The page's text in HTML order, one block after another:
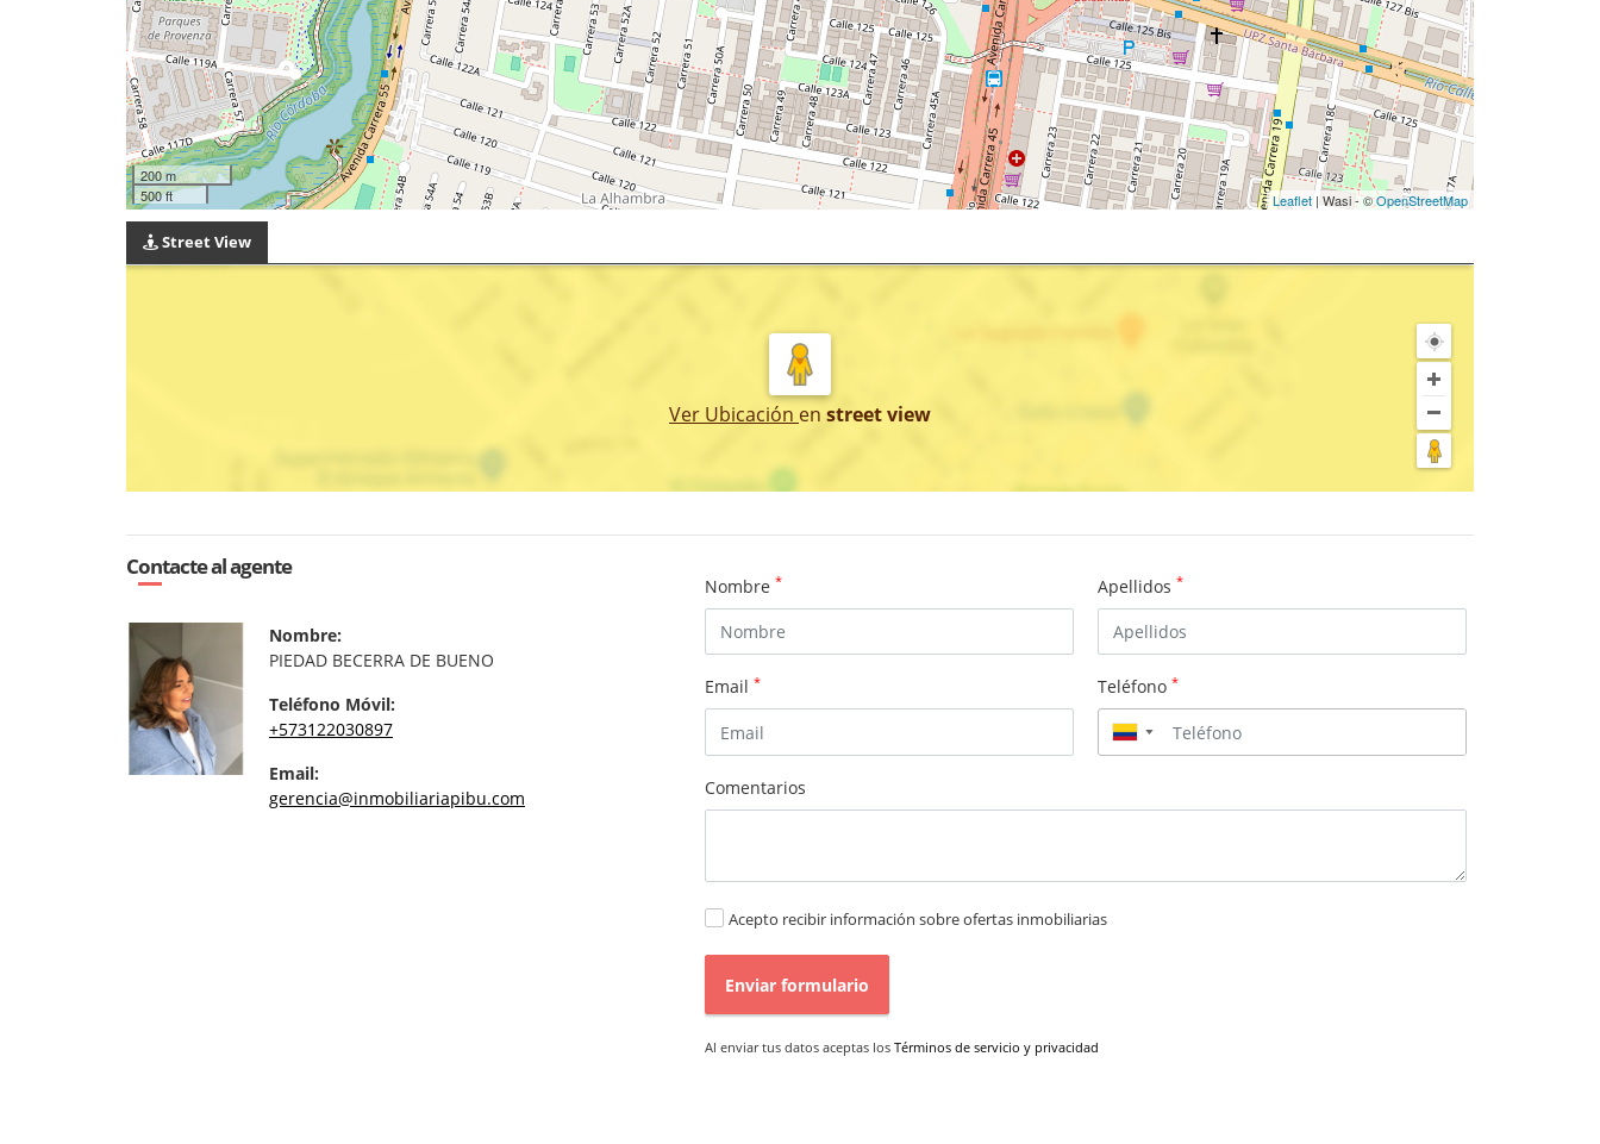
200 m
500 ft
Leaflet | Wasi - ©OpenStreetMap
Street View
Ver Ubicación en street view
Contacte al agente
Nombre:
PIEDAD BECERRA DE BUENO
Teléfono Móvil:
+573122030897
Email:
gerencia@inmobiliariapibu.com
Nombre * Apellidos *
Email * Teléfono *
▼
Comentarios
Acepto recibir información sobre ofertas inmobiliarias
Enviar formulario
Al enviar tus datos aceptas los Términos de servicio y privacidad